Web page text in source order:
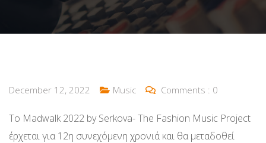
December 12, 2022 Music Comments : 0
Το Madwalk 2022 by Serkova- The Fashion Music Project
έρχεται για 12η συνεχόμενη χρονιά και θα μεταδοθεί